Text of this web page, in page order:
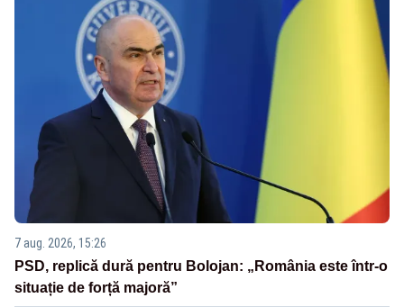
7 aug. 2026, 15:26
PSD, replică dură pentru Bolojan: „România este într-o
situație de forță majoră”